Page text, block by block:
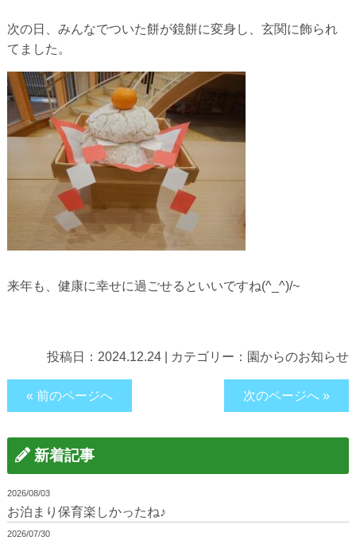
次の日、みんなでついた餅が鏡餅に変身し、玄関に飾られ
てました。
来年も、健康に幸せに過ごせるといいですね(^_^)/~
投稿日： 2024.12.24 カテゴリー： 園からのお知らせ
« 前のページへ 次のページへ »
新着記事
2026/08/03
お泊まり保育楽しかったね♪
2026/07/30